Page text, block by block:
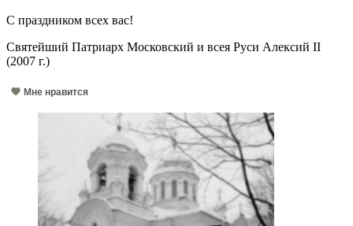
С праздником всех вас!
Святейший Патриарх Московский и всея Руси Алексий II
(2007 г.)
Мне нравится